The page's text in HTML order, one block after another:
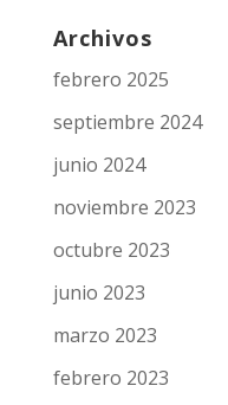
Archivos
febrero 2025
septiembre 2024
junio 2024
noviembre 2023
octubre 2023
junio 2023
marzo 2023
febrero 2023